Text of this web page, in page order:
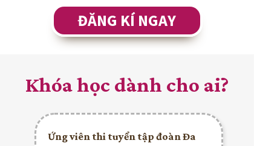
ĐĂNG KÍ NGAY
Khóa học dành cho ai?
Ứng viên thi tuyển tập đoàn Đa